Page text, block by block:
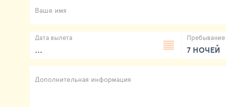
Ваше имя
Дата вылета
...
Пребывание
7 НОЧЕЙ
Дополнительная информация